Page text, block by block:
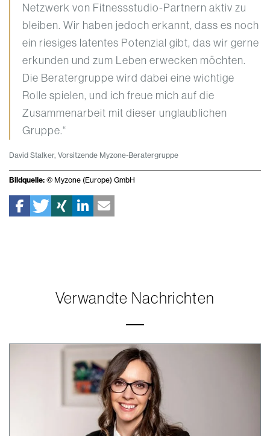
Netzwerk von Fitnessstudio-Partnern aktiv zu
bleiben. Wir haben jedoch erkannt, dass es noch
ein riesiges latentes Potenzial gibt, das wir gerne
erkunden und zum Leben erwecken möchten.
Die Beratergruppe wird dabei eine wichtige
Rolle spielen, und ich freue mich auf die
Zusammenarbeit mit dieser unglaublichen
Gruppe.“
David Stalker, Vorsitzende Myzone-Beratergruppe
Bildquelle: © Myzone (Europe) GmbH
Verwandte Nachrichten